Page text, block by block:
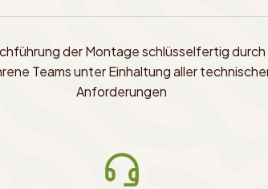
der Montage schlüsselfertig durch
Teams unter Einhaltung aller
Anforderungen